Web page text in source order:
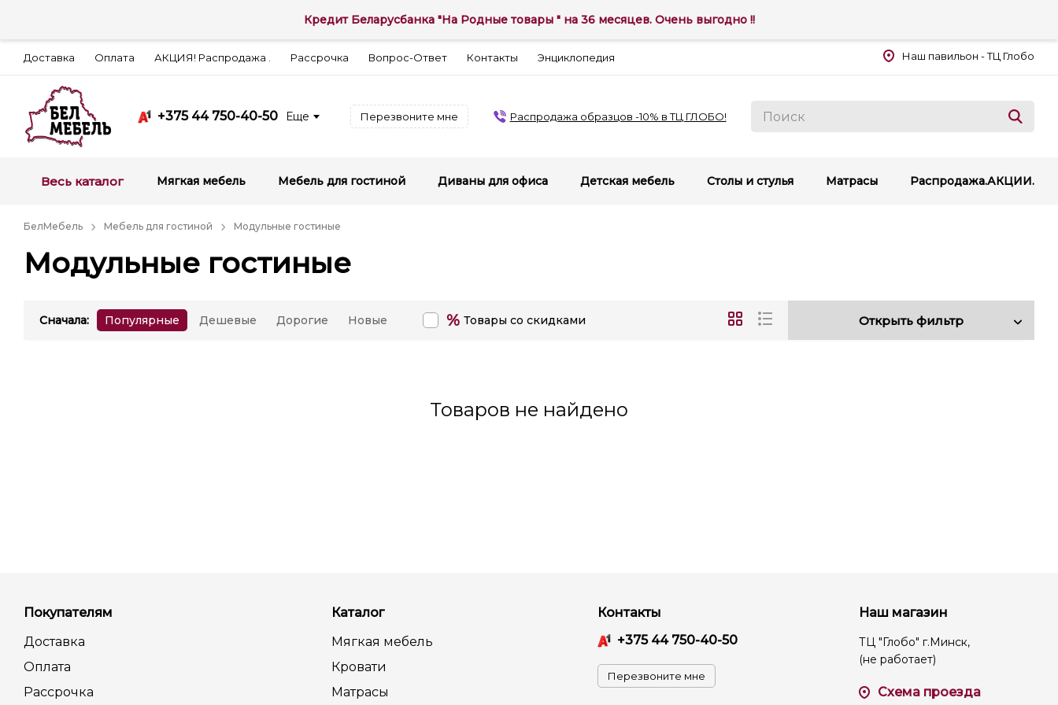
Доставка Оплата АКЦИЯ! Распродажа . Рассрочка Вопрос-Ответ Контакты Энциклопедия Наш павильон - ТЦ Глобо
+375 44 750-40-50 Еще Перезвоните мне Распродажа образцов -10% в ТЦ ГЛОБО!
Весь каталог Мягкая мебель Мебель для гостиной Диваны для офиса Детская мебель Столы и стулья Матрасы Распродажа.АКЦИИ.
БелМебель Мебель для гостиной Модульные гостиные
Модульные гостиные
Сначала: Популярные Дешевые Дорогие Новые % Товары со скидками Открыть фильтр
Товаров не найдено
Покупателям
Доставка
Оплата
Рассрочка
Каталог
Мягкая мебель
Кровати
Матрасы
Контакты
+375 44 750-40-50
Перезвоните мне
Наш магазин
ТЦ "Глобо" г.Минск,
(не работает)
Схема проезда
Кредит Беларусбанка "На Родные товары " на 36 месяцев. Очень выгодно !!